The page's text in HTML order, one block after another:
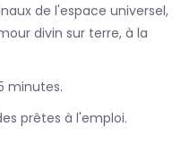
de l'espace universel,
divin sur terre, à la
minutes.
prêtes à l'emploi.